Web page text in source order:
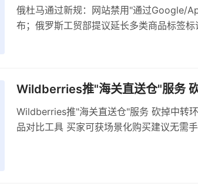
俄杜马通过新规：网站禁用"通过Google/
布；俄罗斯工贸部提议延长多类商品标签
Wildberries推"海关直送仓"服务
Wildberries推"海关直送仓"服务 砍掉中转
品对比工具 买家可获场景化购买建议无需